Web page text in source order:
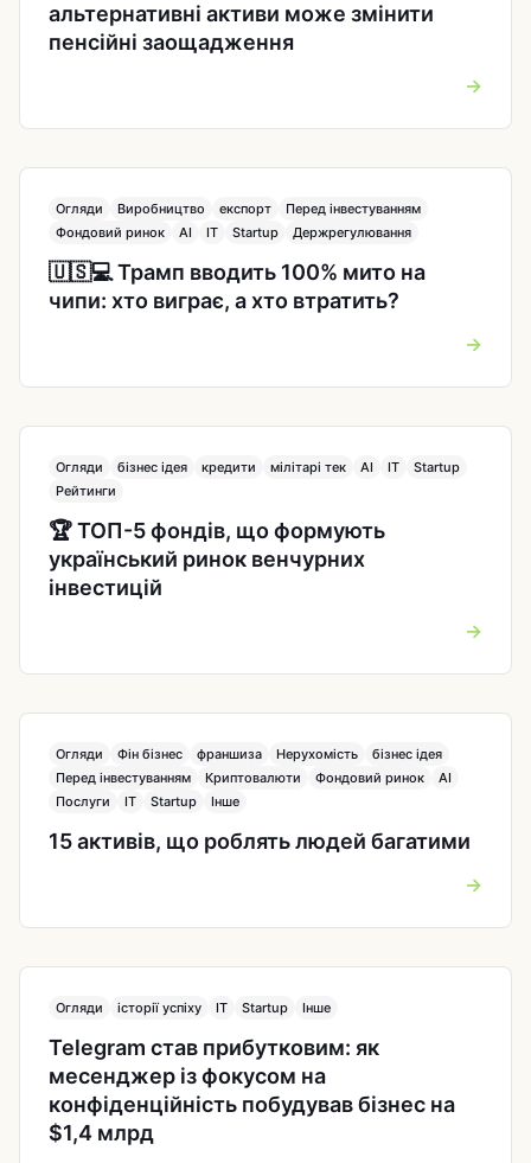
альтернативні активи може змінити
пенсійні заощадження
→
Огляди Виробництво експорт
Перед інвестуванням
Фондовий ринок
AI IT Startup Держрегулювання
🇺🇸💻 Трамп вводить 100% мито на
чипи: хто виграє, а хто втратить?
→
Огляди бізнес ідея кредити мілітарі тек AI IT
Startup
Рейтинги
🏆 ТОП-5 фондів, що формують
український ринок венчурних
інвестицій
→
Огляди Фін бізнес франшиза Нерухомість
бізнес ідея
Перед інвестуванням
Криптовалюти Фондовий ринок
AI
Послуги
IT Startup Інше
15 активів, що роблять людей багатими
→
Огляди історії успіху IT Startup Інше
Telegram став прибутковим: як
месенджер із фокусом на
конфіденційність побудував бізнес на
$1,4 млрд